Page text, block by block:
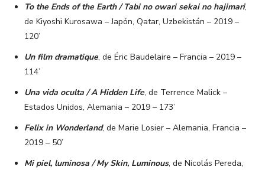
To the Ends of the Earth / Tabi no owari sekai no hajimari,
de Kiyoshi Kurosawa – Japón, Qatar, Uzbekistán – 2019 –
120’
Un film dramatique, de Éric Baudelaire – Francia – 2019 –
114’
Una vida oculta / A Hidden Life, de Terrence Malick –
Estados Unidos, Alemania – 2019 – 173’
Felix in Wonderland, de Marie Losier – Alemania, Francia –
2019 – 50’
Mi piel, luminosa / My Skin, Luminous, de Nicolás Pereda,